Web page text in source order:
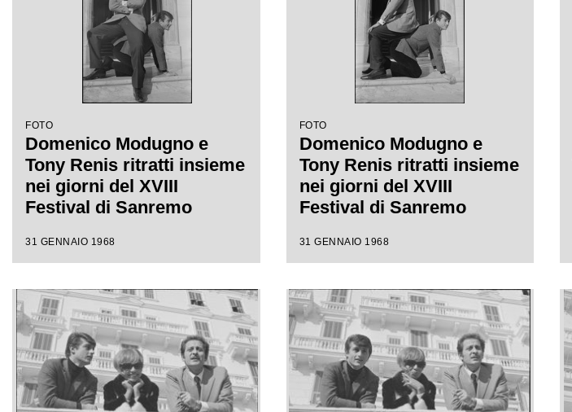
FOTO
Domenico Modugno e
Tony Renis ritratti insieme
nei giorni del XVIII
Festival di Sanremo
31 GENNAIO 1968
FOTO
Domenico Modugno e
Tony Renis ritratti insieme
nei giorni del XVIII
Festival di Sanremo
31 GENNAIO 1968